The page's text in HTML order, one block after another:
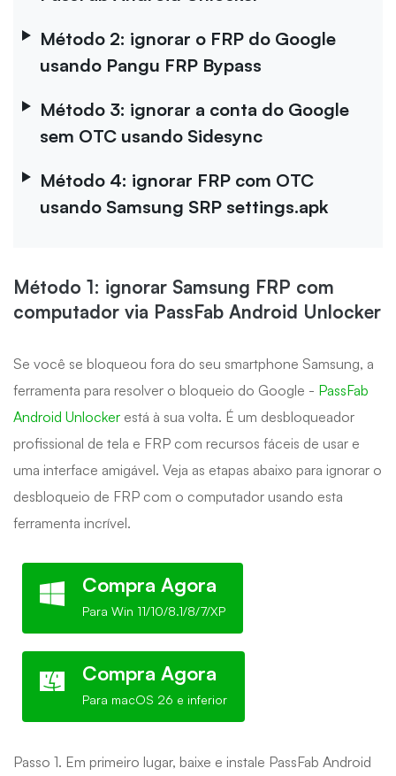
Método 2: ignorar o FRP do Google
usando Pangu FRP Bypass
Método 3: ignorar a conta do Google
sem OTC usando Sidesync
Método 4: ignorar FRP com OTC
usando Samsung SRP settings.apk
Método 1: ignorar Samsung FRP com
computador via PassFab Android Unlocker
Se você se bloqueou fora do seu smartphone Samsung, a
ferramenta para resolver o bloqueio do Google - PassFab
Android Unlocker está à sua volta. É um desbloqueador
profissional de tela e FRP com recursos fáceis de usar e
uma interface amigável. Veja as etapas abaixo para ignorar o
desbloqueio de FRP com o computador usando esta
ferramenta incrível.
Compra Agora
Para Win 11/10/8.1/8/7/XP
Compra Agora
Para macOS 26 e inferior
Passo 1. Em primeiro lugar, baixe e instale PassFab Android